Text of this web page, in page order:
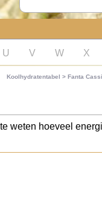
U V W X
Koolhydratentabel > Fanta
weten hoeveel